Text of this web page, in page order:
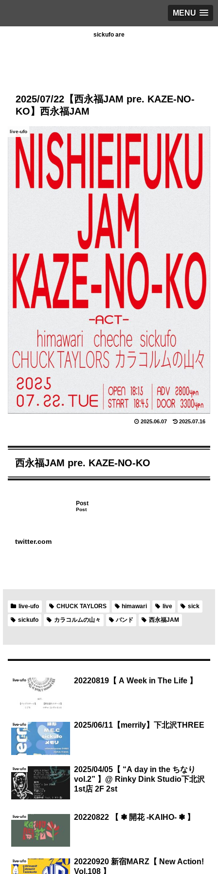
MENU
sickufo are
2025/07/22【西永福JAM pre. KAZE-NO-
KO】西永福JAM
live-ufo
2025.06.07 2025.07.16
西永福JAM pre. KAZE-NO-KO
Post
Post
twitter.com
live-ufo CHUCK TAYLORS himawari live
sick
sickufo
カラコルムの山々 バンド 西永福JAM
live-ufo 20220819【 A Week in The Life 】
live-ufo 2025/06/11【merrily】下北沢THREE
live-ufo
2025/04/05【 “A day in the ちなり
vol.2” 】@ Rinky Dink Studio下北沢
1st店 2F 2st
live-ufo 20220822 【 ❃ 開花 -KAIHO- ❃ 】
live-ufo
20220920 新宿MARZ【 New Action!
Vol.108 】